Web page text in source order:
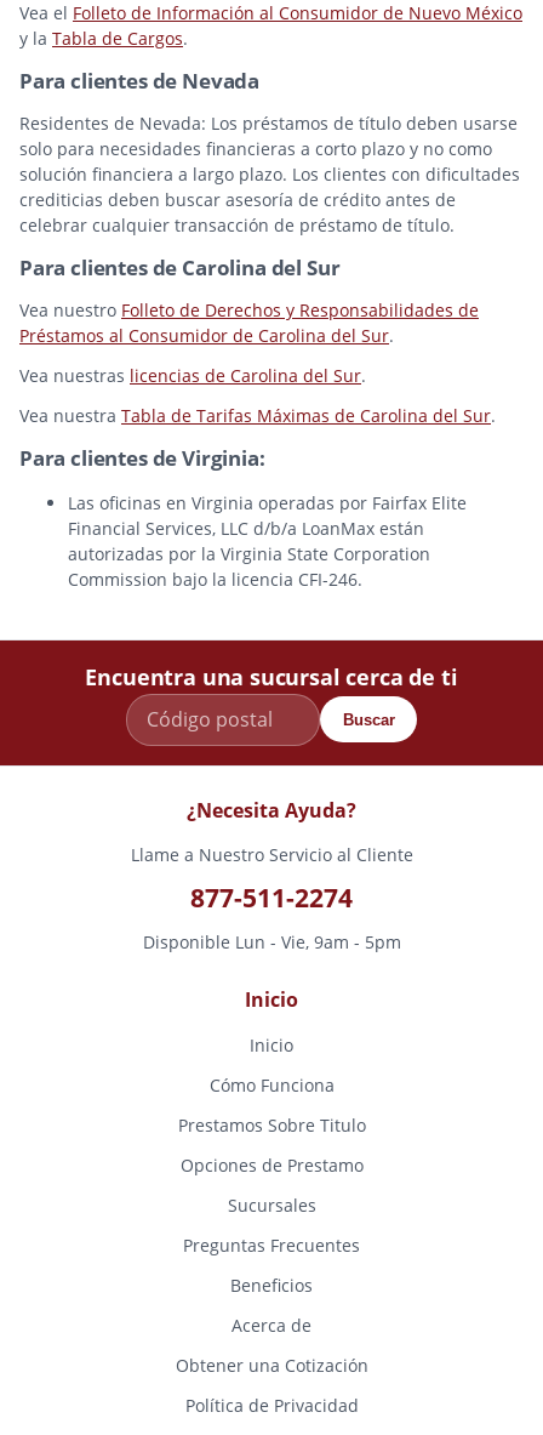
Vea el Folleto de Información al Consumidor de Nuevo México
y la Tabla de Cargos.
Para clientes de Nevada
Residentes de Nevada: Los préstamos de título deben usarse
solo para necesidades financieras a corto plazo y no como
solución financiera a largo plazo. Los clientes con dificultades
crediticias deben buscar asesoría de crédito antes de
celebrar cualquier transacción de préstamo de título.
Para clientes de Carolina del Sur
Vea nuestro Folleto de Derechos y Responsabilidades de
Préstamos al Consumidor de Carolina del Sur.
Vea nuestras licencias de Carolina del Sur.
Vea nuestra Tabla de Tarifas Máximas de Carolina del Sur.
Para clientes de Virginia:
Las oficinas en Virginia operadas por Fairfax Elite
Financial Services, LLC d/b/a LoanMax están
autorizadas por la Virginia State Corporation
Commission bajo la licencia CFI-246.
Encuentra una sucursal cerca de ti
Buscar
¿Necesita Ayuda?
Llame a Nuestro Servicio al Cliente
877-511-2274
Disponible Lun - Vie, 9am - 5pm
Inicio
Inicio
Cómo Funciona
Prestamos Sobre Titulo
Opciones de Prestamo
Sucursales
Preguntas Frecuentes
Beneficios
Acerca de
Obtener una Cotización
Política de Privacidad